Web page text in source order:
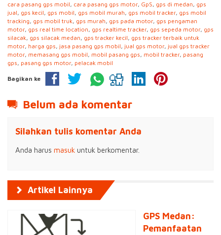
cara pasang gps mobil, cara pasang gps motor, GpS, gps di medan, gps
jual, gps kecil, gps mobil, gps mobil murah, gps mobil tracker, gps mobil
tracking, gps mobil truk, gps murah, gps pada motor, gps pengaman
motor, gps real time location, gps realtime tracker, gps sepeda motor, gps
silacak, gps silacak medan, gps tracker kecil, gps tracker terbaik untuk
motor, harga gps, jasa pasang gps mobil, jual gps motor, jual gps tracker
motor, memasang gps mobil, mobil pasang gps, mobil tracker, pasang
gps, pasang gps motor, pelacak mobil
Bagikan ke
Belum ada komentar
Silahkan tulis komentar Anda
Anda harus masuk untuk berkomentar.
Artikel Lainnya
GPS Medan:
Pemanfaatan